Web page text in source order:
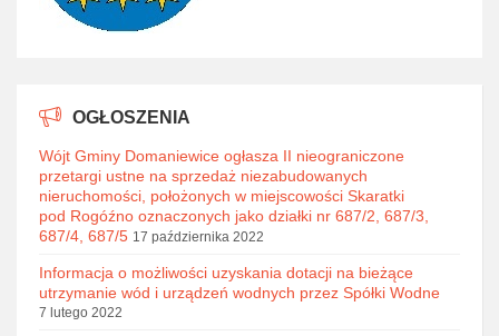
OGŁOSZENIA
Wójt Gminy Domaniewice ogłasza II nieograniczone
przetargi ustne na sprzedaż niezabudowanych
nieruchomości, położonych w miejscowości Skaratki
pod Rogóźno oznaczonych jako działki nr 687/2, 687/3,
687/4, 687/5 17 października 2022
Informacja o możliwości uzyskania dotacji na bieżące
utrzymanie wód i urządzeń wodnych przez Spółki Wodne
7 lutego 2022